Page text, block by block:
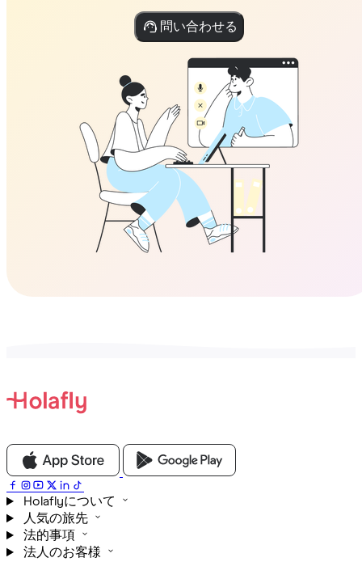
問い合わせる
Holaflyについて
人気の旅先
法的事項
法人のお客様